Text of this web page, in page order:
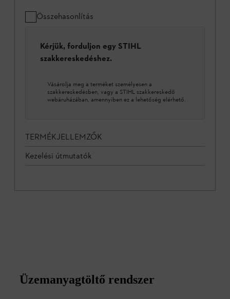
Összehasonlítás
Kérjük, forduljon egy STIHL
szakkereskedéshez.
Vásárolja meg a terméket személyesen a
szakkereskedésben, vagy a STIHL szakkereskedő
webáruházában, amennyiben ez a lehetőség elérhető.
TERMÉKJELLEMZŐK
Kezelési útmutatók
Üzemanyagtöltő rendszer